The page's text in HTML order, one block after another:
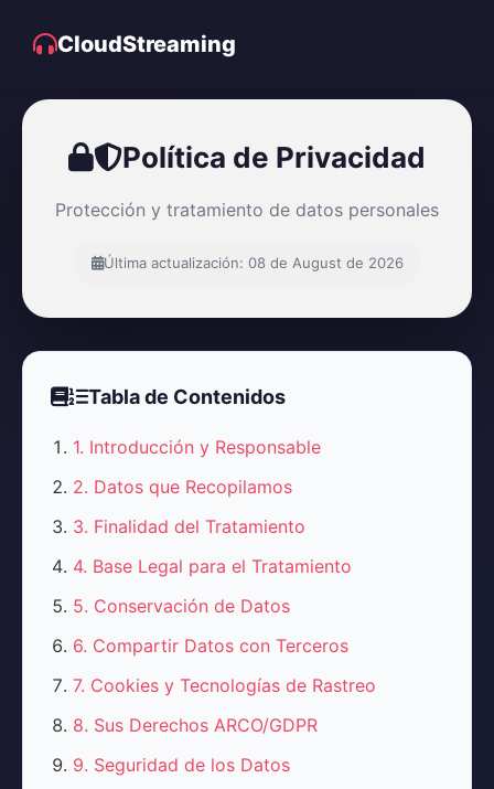
CloudStreaming
Política de Privacidad
Protección y tratamiento de datos personales
Última actualización: 08 de August de 2026
Tabla de Contenidos
1. Introducción y Responsable
2. Datos que Recopilamos
3. Finalidad del Tratamiento
4. Base Legal para el Tratamiento
5. Conservación de Datos
6. Compartir Datos con Terceros
7. Cookies y Tecnologías de Rastreo
8. Sus Derechos ARCO/GDPR
9. Seguridad de los Datos